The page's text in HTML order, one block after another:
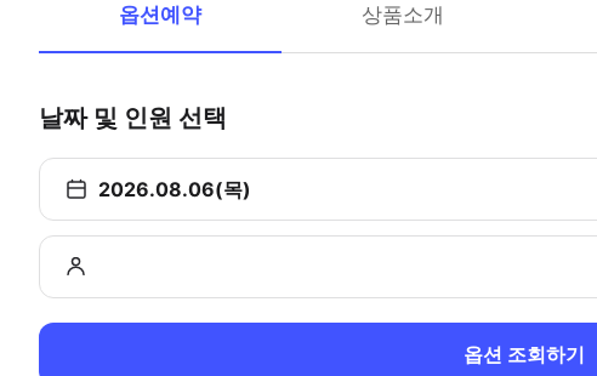
옵션예약 상품소개
날짜 및 인원 선택
2026.08.06(목)
옵션 조회하기